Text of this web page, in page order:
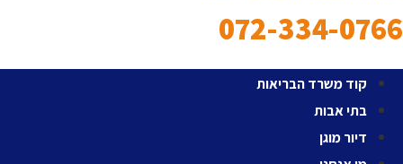
072-334-0766
קוד משרד הבריאות
בתי אבות
דיור מוגן